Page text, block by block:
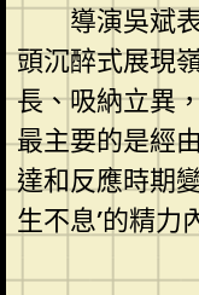
導演吳斌表
頭沉醉式展現
長、吸納立異
最主要的是經
達和反應時期
生不息’的精力